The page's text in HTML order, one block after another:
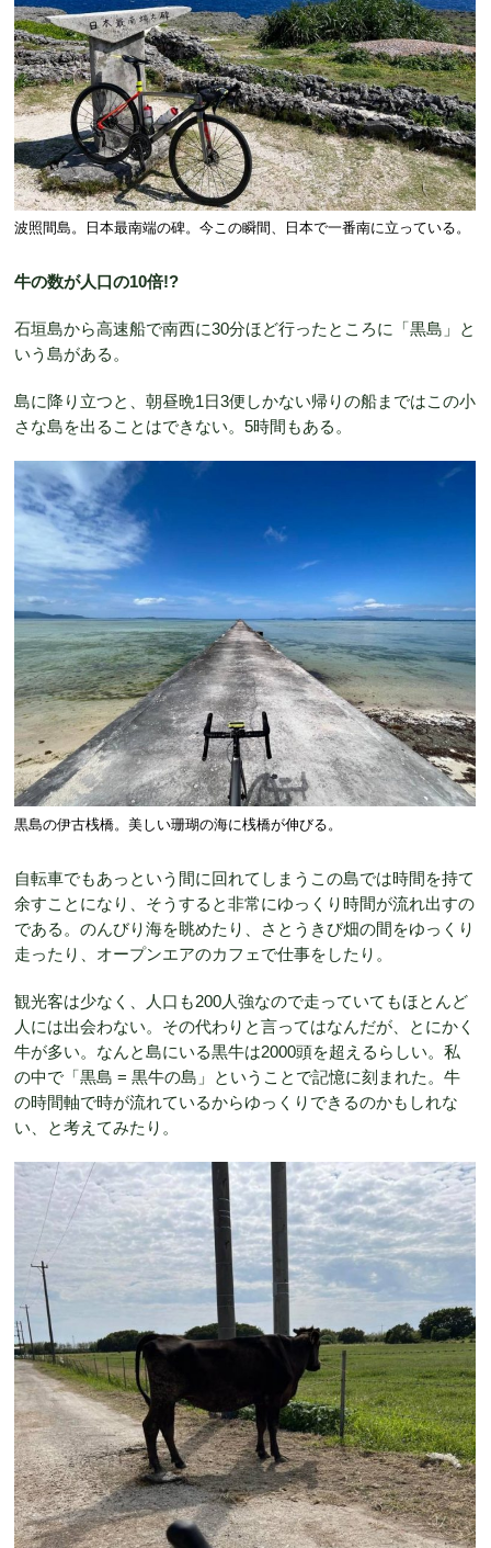
波照間島。日本最南端の碑。今この瞬間、日本で一番南に立っている。
牛の数が人口の10倍!?
石垣島から高速船で南西に30分ほど行ったところに「黒島」と
いう島がある。
島に降り立つと、朝昼晩1日3便しかない帰りの船まではこの小
さな島を出ることはできない。5時間もある。
黒島の伊古桟橋。美しい珊瑚の海に桟橋が伸びる。
自転車でもあっという間に回れてしまうこの島では時間を持て
余すことになり、そうすると非常にゆっくり時間が流れ出すの
である。のんびり海を眺めたり、さとうきび畑の間をゆっくり
走ったり、オープンエアのカフェで仕事をしたり。
観光客は少なく、人口も200人強なので走っていてもほとんど
人には出会わない。その代わりと言ってはなんだが、とにかく
牛が多い。なんと島にいる黒牛は2000頭を超えるらしい。私
の中で「黒島 = 黒牛の島」ということで記憶に刻まれた。牛
の時間軸で時が流れているからゆっくりできるのかもしれな
い、と考えてみたり。